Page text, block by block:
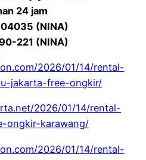
24 jam
(NINA)
221 (NINA)
2026/01/14/rental-
jakarta-free-ongkir/
2026/01/14/rental-
ongkir-karawang/
2026/01/14/rental-